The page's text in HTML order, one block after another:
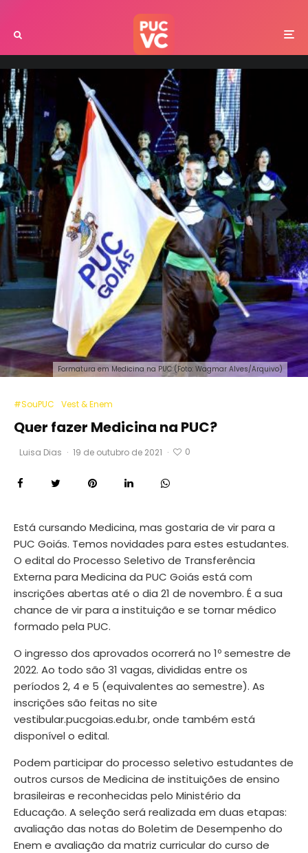
Formatura em Medicina na PUC (Foto: Wagmar Alves/Arquivo)
#SouPUC Vest & Enem
Quer fazer Medicina na PUC?
Luisa Dias · 19 de outubro de 2021 · 0
Está cursando Medicina, mas gostaria de vir para a
PUC Goiás. Temos novidades para estes estudantes.
O edital do Processo Seletivo de Transferência
Externa para Medicina da PUC Goiás está com
inscrições abertas até o dia 21 de novembro. É a sua
chance de vir para a instituição e se tornar médico
formado pela PUC.
O ingresso dos aprovados ocorrerá no 1º semestre de
2022. Ao todo são 31 vagas, divididas entre os
períodos 2, 4 e 5 (equivalentes ao semestre). As
inscrições são feitas no site
vestibular.pucgoias.edu.br, onde também está
disponível o edital.
Podem participar do processo seletivo estudantes de
outros cursos de Medicina de instituições de ensino
brasileiras e reconhecidas pelo Ministério da
Educação. A seleção será realizada em duas etapas:
avaliação das notas do Boletim de Desempenho do
Enem e avaliação da matriz curricular do curso de